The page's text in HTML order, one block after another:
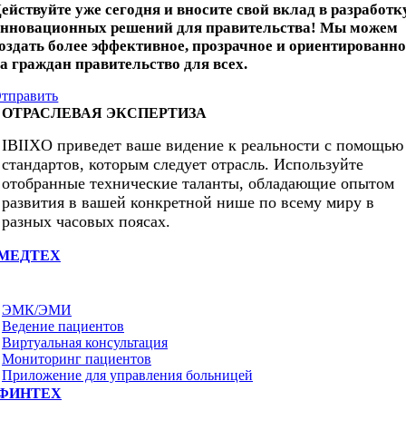
уже сегодня и вносите свой вклад в
решений для правительства! Мы можем
более эффективное, прозрачное и
граждан правительство для всех.
ОТРАСЛЕВАЯ ЭКСПЕРТИЗА
IBIIXO приведет ваше видение к реальности с помощью
стандартов, которым следует отрасль. Используйте
отобранные технические таланты, обладающие опытом
развития в вашей конкретной нише по всему миру в
разных часовых поясах.
ЭМК/ЭМИ
Ведение пациентов
Виртуальная консультация
Мониторинг пациентов
Приложение для управления больницей